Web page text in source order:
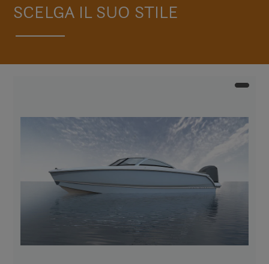
SCELGA IL SUO STILE